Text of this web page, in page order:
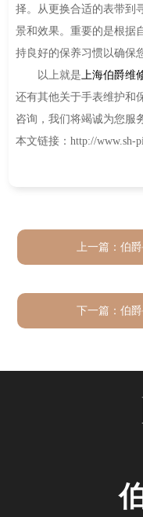
择。从更换合适的表带到
景和效果。重要的是根据
持良好的保养习惯以确保
以上就是上海伯爵维
还有其他关于手表维护和
咨询，我们将竭诚为您服务
本文链接：http://www.sh-
上一篇： 伯
下一篇： 伯